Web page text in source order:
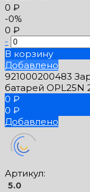
0 ₽
-0%
0 ₽
-
В корзину
Добавлено
921000200483
батарей OPL25N
0 ₽
0 ₽
Добавлено
Артикул:
5.0